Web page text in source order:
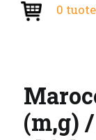
0
(m,g)